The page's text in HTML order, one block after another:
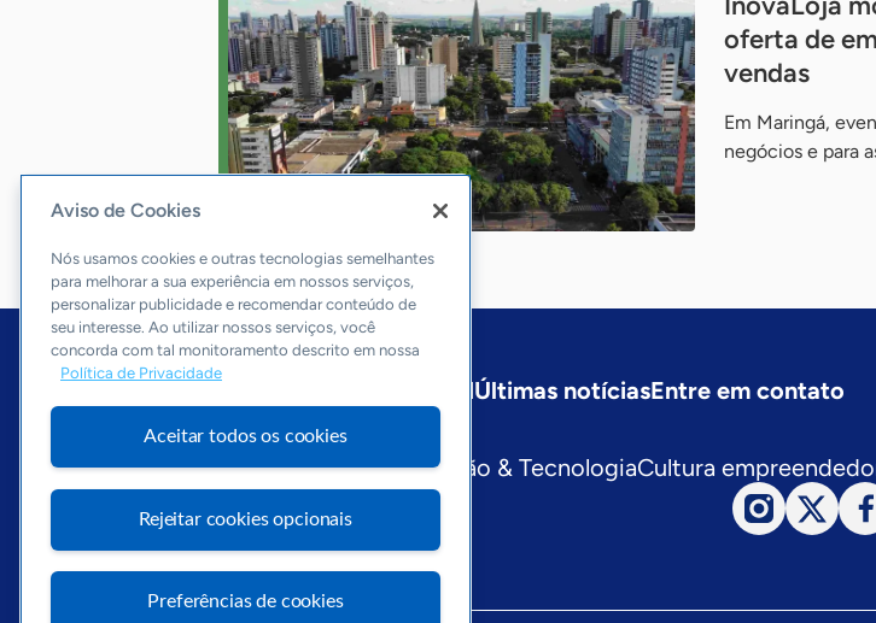
oferta de
vendas
Em Maringá,
negócios e para
Início Sobre a ASNÚltimas notíciasEntre em contato
Economia & PolíticaInovação & TecnologiaCultura
Visite o Portal Sebrae
Aviso de Cookies
Nós usamos cookies e outras tecnologias semelhantes
para melhorar a sua experiência em nossos serviços,
personalizar publicidade e recomendar conteúdo de
seu interesse. Ao utilizar nossos serviços, você
concorda com tal monitoramento descrito em nossa
Política de Privacidade
Aceitar todos os cookies
Rejeitar cookies opcionais
Preferências de cookies